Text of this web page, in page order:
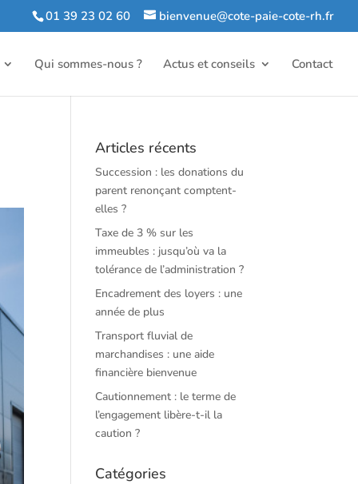
01 39 23 02 60 bienvenue@cote-paie-cote-rh.fr
Qui sommes-nous ? Actus et conseils Contact
Articles récents
Succession : les donations du
parent renonçant comptent-
elles ?
Taxe de 3 % sur les
immeubles : jusqu’où va la
tolérance de l’administration ?
Encadrement des loyers : une
année de plus
Transport fluvial de
marchandises : une aide
financière bienvenue
Cautionnement : le terme de
l’engagement libère-t-il la
caution ?
Catégories